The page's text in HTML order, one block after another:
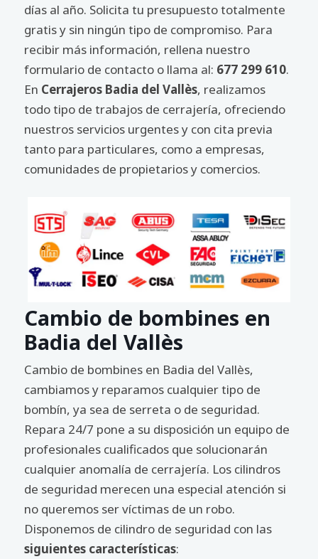
días al año. Solicita tu presupuesto totalmente
gratis y sin ningún tipo de compromiso. Para
recibir más información, rellena nuestro
formulario de contacto o llama al: 677 299 610.
En Cerrajeros Badia del Vallès, realizamos
todo tipo de trabajos de cerrajería, ofreciendo
nuestros servicios urgentes y con cita previa
tanto para particulares, como a empresas,
comunidades de propietarios y comercios.
Cambio de bombines en
Badia del Vallès
Cambio de bombines en Badia del Vallès,
cambiamos y reparamos cualquier tipo de
bombín, ya sea de serreta o de seguridad.
Repara 24/7 pone a su disposición un equipo de
profesionales cualificados que solucionarán
cualquier anomalía de cerrajería. Los cilindros
de seguridad merecen una especial atención si
no queremos ser víctimas de un robo.
Disponemos de cilindro de seguridad con las
siguientes características: